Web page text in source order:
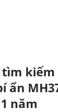
tìm
ẩn
năm